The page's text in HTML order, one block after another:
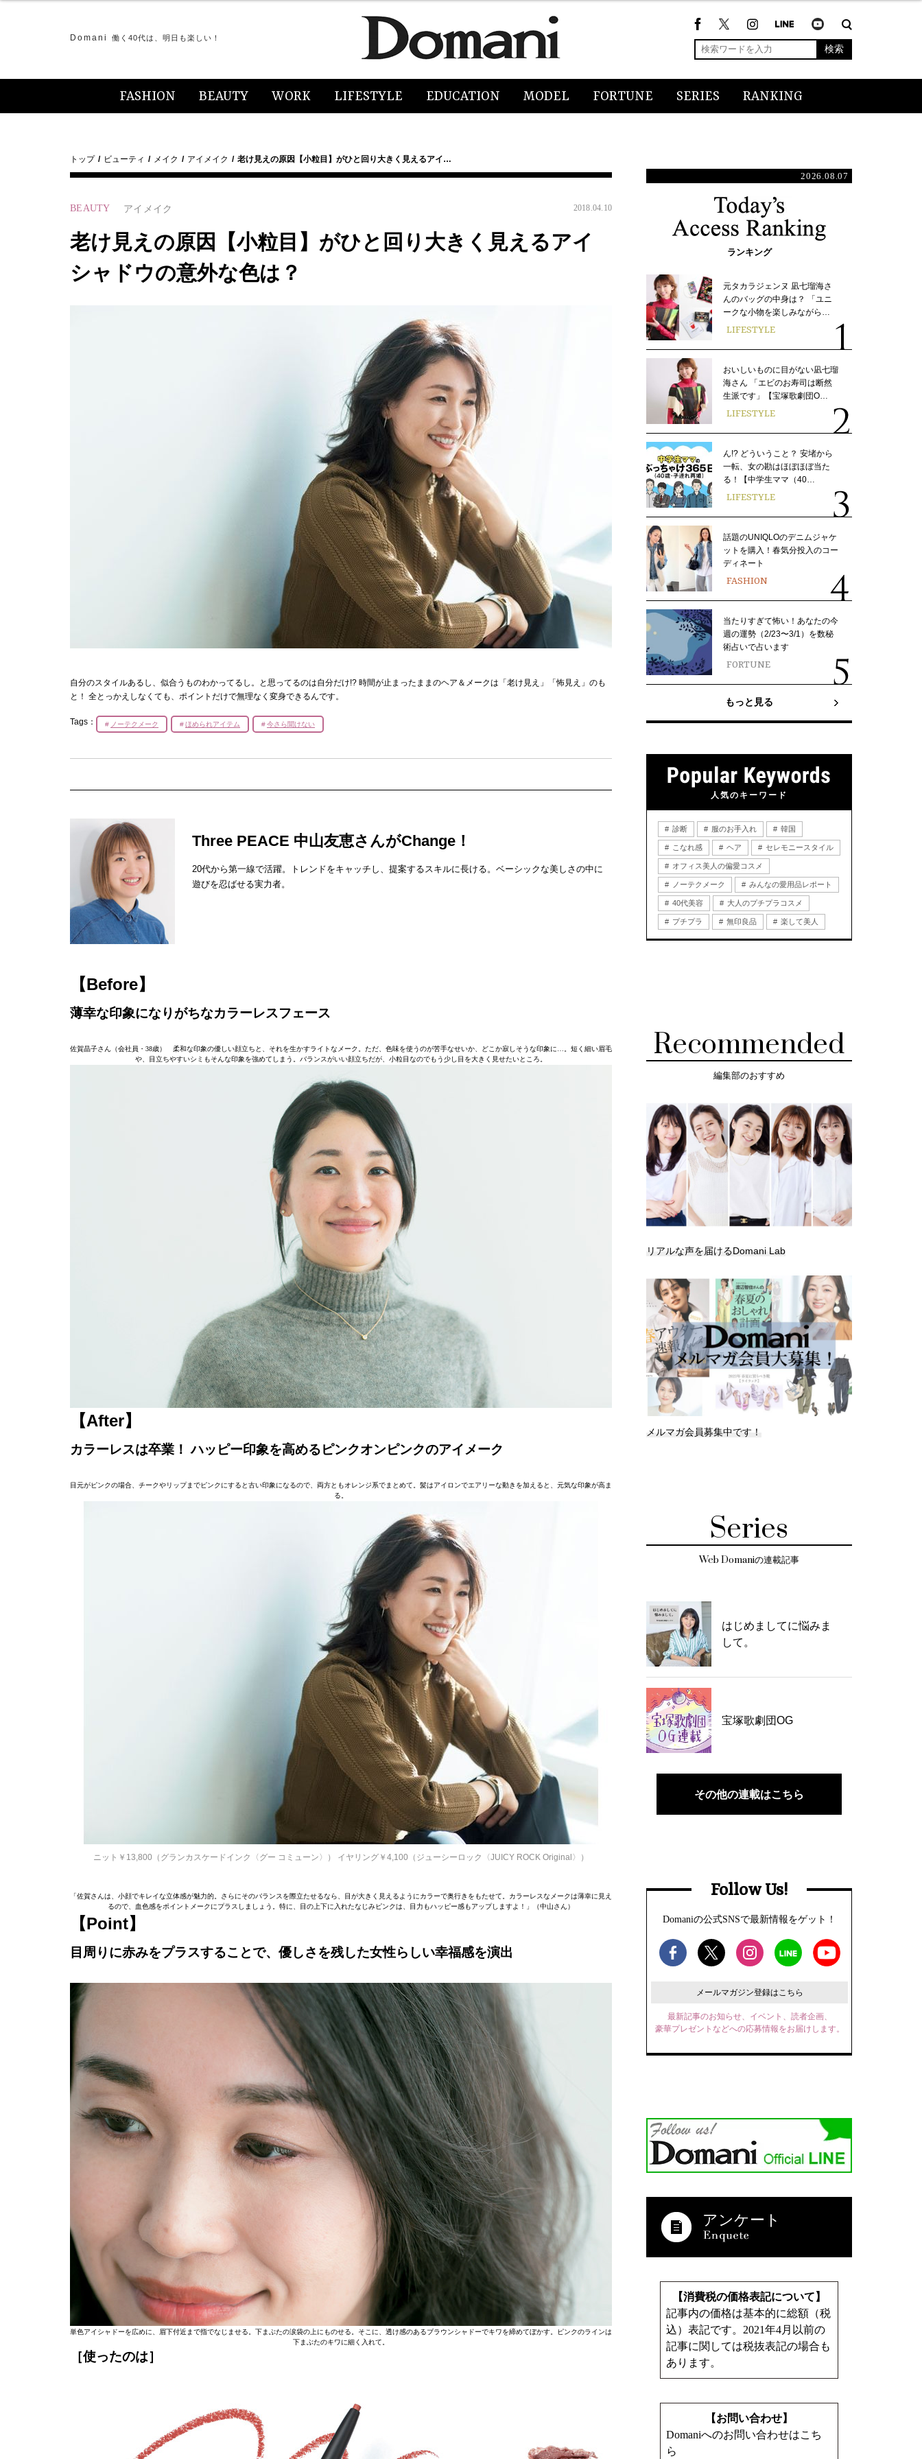
Domani 働く40代は、明日も楽しい！
検索
FASHION BEAUTY WORK LIFESTYLE EDUCATION MODEL FORTUNE SERIES RANKING
トップ ビューティ メイク アイメイク 老け見えの原因【小粒目】がひと回り大きく見えるアイ…
BEAUTY アイメイク 2018.04.10
老け見えの原因【小粒目】がひと回り大きく見えるアイ
シャドウの意外な色は？
自分のスタイルあるし、似合うものわかってるし。と思ってるのは自分だけ!? 時間が止まったままのヘア＆メークは「老け見え」「怖見え」のも
と！ 全とっかえしなくても、ポイントだけで無理なく変身できるんです。
Tags： ノーテクメーク ほめられアイテム 今さら聞けない
Three PEACE 中山友恵さんがChange！
20代から第一線で活躍。トレンドをキャッチし、提案するスキルに長ける。ベーシックな美しさの中に
遊びを忍ばせる実力者。
【Before】
薄幸な印象になりがちなカラーレスフェース
佐賀晶子さん（会社員・38歳） 柔和な印象の優しい顔立ちと、それを生かすライトなメーク。ただ、色味を使うのが苦手なせいか、どこか寂しそうな印象に…。短く細い眉毛
や、目立ちやすいシミもそんな印象を強めてしまう。バランスがいい顔立ちだが、小粒目なのでもう少し目を大きく見せたいところ。
【After】
カラーレスは卒業！ ハッピー印象を高めるピンクオンピンクのアイメーク
目元がピンクの場合、チークやリップまでピンクにすると古い印象になるので、両方ともオレンジ系でまとめて。髪はアイロンでエアリーな動きを加えると、元気な印象が高ま
る。
ニット￥13,800（グランカスケードインク〈グー コミューン〉） イヤリング￥4,100（ジューシーロック〈JUICY ROCK Original〉）
「佐賀さんは、小顔でキレイな立体感が魅力的。さらにそのバランスを際立たせるなら、目が大きく見えるようにカラーで奥行きをもたせて。カラーレスなメークは薄幸に見え
るので、血色感をポイントメークにプラスしましょう。特に、目の上下に入れたなじみピンクは、目力もハッピー感もアップしますよ！」（中山さん）
【Point】
目周りに赤みをプラスすることで、優しさを残した女性らしい幸福感を演出
単色アイシャドーを広めに、眉下付近まで指でなじませる。下まぶたの涙袋の上にものせる。そこに、透け感のあるブラウンシャドーでキワを締めてぼかす。ピンクのラインは
下まぶたのキワに細く入れて。
［使ったのは］
2026.08.07
ランキング
元タカラジェンヌ 凪七瑠海さ
んのバッグの中身は？ 「ユニ
ークな小物を楽しみながら…
LIFESTYLE
おいしいものに目がない凪七瑠
海さん 「エビのお寿司は断然
生派です」【宝塚歌劇団O…
LIFESTYLE
ん!? どういうこと？ 安堵から
一転、女の勘はほぼほぼ当た
る！【中学生ママ（40…
LIFESTYLE
話題のUNIQLOのデニムジャケ
ットを購入！春気分投入のコー
ディネート
FASHION
当たりすぎて怖い！あなたの今
週の運勢（2/23〜3/1）を数秘
術占いで占います
FORTUNE
もっと見る
人気のキーワード
診断 服のお手入れ 韓国
こなれ感 ヘア セレモニースタイル
オフィス美人の偏愛コスメ
ノーテクメーク みんなの愛用品レポート
40代美容 大人のプチプラコスメ
プチプラ 無印良品 楽して美人
Recommended
編集部のおすすめ
リアルな声を届けるDomani Lab
メルマガ会員募集中です！
Series
Web Domaniの連載記事
はじめましてに悩みま
して。
宝塚歌劇団OG
その他の連載はこちら
Follow Us!
Domaniの公式SNSで最新情報をゲット！
メールマガジン登録はこちら
最新記事のお知らせ、イベント、読者企画、
豪華プレゼントなどへの応募情報をお届けします。
アンケート
【消費税の価格表記について】
記事内の価格は基本的に総額（税
込）表記です。2021年4月以前の
記事に関しては税抜表記の場合も
あります。
【お問い合わせ】
Domaniへのお問い合わせはこち
ら